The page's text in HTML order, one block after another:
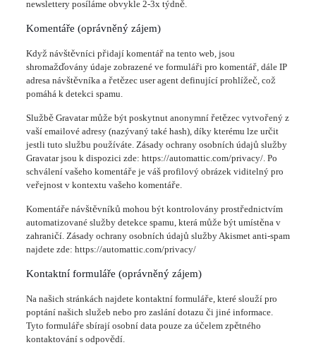
newslettery posíláme obvykle 2-3x týdně.
Komentáře (oprávněný zájem)
Když návštěvníci přidají komentář na tento web, jsou
shromažďovány údaje zobrazené ve formuláři pro komentář, dále IP
adresa návštěvníka a řetězec user agent definující prohlížeč, což
pomáhá k detekci spamu.
Službě Gravatar může být poskytnut anonymní řetězec vytvořený z
vaší emailové adresy (nazývaný také hash), díky kterému lze určit
jestli tuto službu používáte. Zásady ochrany osobních údajů služby
Gravatar jsou k dispozici zde: https://automattic.com/privacy/. Po
schválení vašeho komentáře je váš profilový obrázek viditelný pro
veřejnost v kontextu vašeho komentáře.
Komentáře návštěvníků mohou být kontrolovány prostřednictvím
automatizované služby detekce spamu, která může být umístěna v
zahraničí. Zásady ochrany osobních údajů služby Akismet anti-spam
najdete zde: https://automattic.com/privacy/
Kontaktní formuláře (oprávněný zájem)
Na našich stránkách najdete kontaktní formuláře, které slouží pro
poptání našich služeb nebo pro zaslání dotazu či jiné informace.
Tyto formuláře sbírají osobní data pouze za účelem zpětného
kontaktování s odpovědí.